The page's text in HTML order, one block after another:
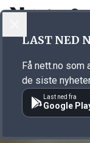
Annonsørinnhold
LAST NED
Få nett.no som
de siste
Last ned fra
Google